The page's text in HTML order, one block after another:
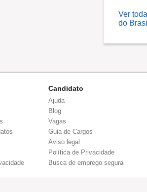
Ver
do
Candidato
Ajuda
Blog
Vagas
Guia de Cargos
Aviso legal
Política de Privacidade
Busca de emprego segura